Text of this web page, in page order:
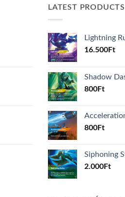
LATEST PRODUCTS
Lightning
16.500Ft
Shadow
800Ft
800Ft
Siphoning
2.000Ft